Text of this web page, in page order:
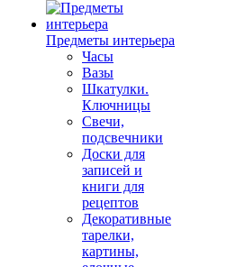
Предметы интерьера
Часы
Вазы
Шкатулки.
Ключницы
Свечи,
подсвечники
Доски для
записей и
книги для
рецептов
Декоративные
тарелки,
картины,